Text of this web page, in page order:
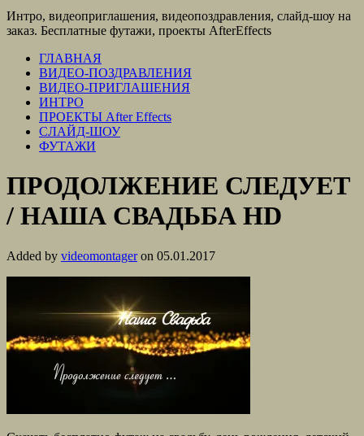
Интро, видеоприглашения, видеопоздравления, слайд-шоу на
заказ. Бесплатные футажи, проекты AfterEffects
ГЛАВНАЯ
ВИДЕО-ПОЗДРАВЛЕНИЯ
ВИДЕО-ПРИГЛАШЕНИЯ
ИНТРО
ПРОЕКТЫ After Effects
СЛАЙД-ШОУ
ФУТАЖИ
ПРОДОЛЖЕНИЕ СЛЕДУЕТ
/ НАША СВАДЬБА HD
Added by videomontager on 05.01.2017